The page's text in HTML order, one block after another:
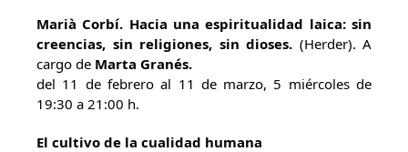
Marià Corbí. Hacia una espiritualidad laica: sin
creencias, sin religiones, sin dioses. (Herder). A
cargo de Marta Granés.
del 11 de febrero al 11 de marzo, 5 miércoles de
19:30 a 21:00 h.
El cultivo de la cualidad humana